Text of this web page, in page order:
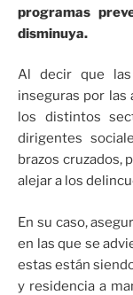
programas
disminuya.
Al decir que
inseguras por las
los distintos
dirigentes
brazos cruzados,
alejar a los
En su caso,
en las que se
estas están
y residencia a